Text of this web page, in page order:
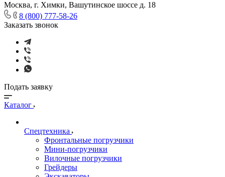
Москва, г. Химки, Вашутинское шоссе д. 18
8 (800) 777-58-26
Заказать звонок
Подать заявку
Каталог
Спецтехника
Фронтальные погрузчики
Мини-погрузчики
Вилочные погрузчики
Грейдеры